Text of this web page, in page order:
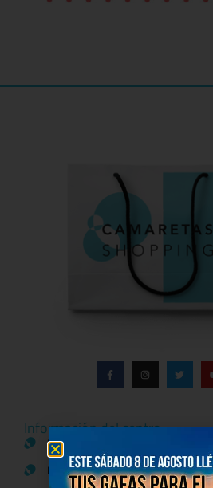
Información del centro
Información general
Directorio de tiendas y Planos